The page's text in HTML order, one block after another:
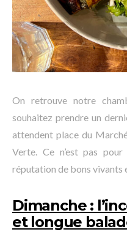
On retrouve notre
souhaitez prendre un
attendent place du
Verte. Ce n’est pas
réputation de bons vivants
Dimanche :
et longue